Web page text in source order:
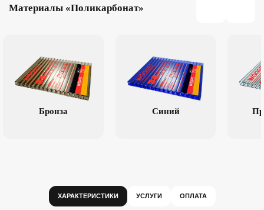
Материалы «Поликарбонат»
Бронза Синий
ХАРАКТЕРИСТИКИ УСЛУГИ ОПЛАТА